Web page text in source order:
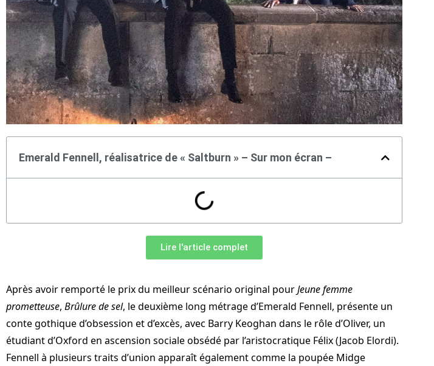
Emerald Fennell, réalisatrice de « Saltburn » – Sur mon écran –
Lire l'article complet
Après avoir remporté le prix du meilleur scénario original pourJeune femme
prometteuse, Brûlure de sel, le deuxième long métrage d’Emerald Fennell, présente un
conte gothique d’obsession et d’excès, avec Barry Keoghan dans le rôle d’Oliver, un
étudiant d’Oxford en ascension sociale obsédé par l’aristocratique Félix (Jacob Elordi).
Fennell à plusieurs traits d’union apparaît également comme la poupée Midge